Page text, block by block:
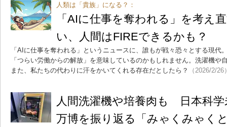
人類は「貴族」になる？：
「AIに仕事を奪われる」を考え
い、人間はFIREできるかも？
「AIに仕事を奪われる」というニュースに、誰もが戦々恐々とする現代
「つらい労働からの解放」を意味しているのかもしれません。洗濯機や
また、私たちの代わりに汗をかいてくれる存在だとしたら？
（2026/2/26
人間洗濯機や培養肉も 日本科学
万博を振り返る「みゃくみゃく